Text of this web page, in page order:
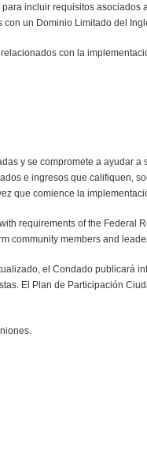
incluir requisitos
un Dominio Limitado del
con la
y se compromete a ayudar
e ingresos que califiquen,
que comience la
requirements of the Federal
community members and
el Condado
El Plan de Participación